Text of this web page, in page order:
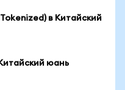
в Китайский
юань